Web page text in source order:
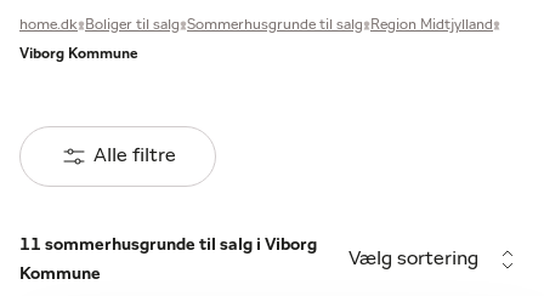
home.dk Boliger til salg Sommerhusgrunde til salg
Region Midtjylland
Viborg Kommune
Alle filtre
11 sommerhusgrunde til salg i Viborg
Kommune
Vælg sortering